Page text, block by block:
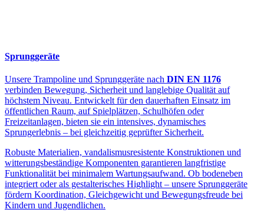
Sprunggeräte
Unsere Trampoline und Sprunggeräte nach DIN EN 1176
verbinden Bewegung, Sicherheit und langlebige Qualität auf
höchstem Niveau. Entwickelt für den dauerhaften Einsatz im
öffentlichen Raum, auf Spielplätzen, Schulhöfen oder
Freizeitanlagen, bieten sie ein intensives, dynamisches
Sprungerlebnis – bei gleichzeitig geprüfter Sicherheit.
Robuste Materialien, vandalismusresistente Konstruktionen und
witterungsbeständige Komponenten garantieren langfristige
Funktionalität bei minimalem Wartungsaufwand. Ob bodeneben
integriert oder als gestalterisches Highlight – unsere Sprunggeräte
fördern Koordination, Gleichgewicht und Bewegungsfreude bei
Kindern und Jugendlichen.